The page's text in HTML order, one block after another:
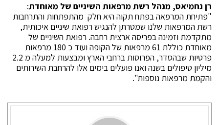
רן נחמיאס, מנהל רשת מרפאות השיניים של מאוחדת:
"פתיחת המרפאה בפתח תקוה היא חלק מהתפתחות והתרחבות
רשת המרפאות שלנו שמטרתן להנגיש רפואת שיניים איכותית,
מתקדמת וזמינה בפריסה ארצית רחבה. רפואת השיניים של
מאוחדת כוללת 61 מרפאות של הקופה ועוד כ 180 מרפאות
פרטיות שבהסדר, הפרוסות ברחבי הארץ ומבצעות למעלה מ 2.2
מיליון טיפולים בשנה ואנו פועלים בימים אלו להרחבת השירותים
והקמת מרפאות נוספות".